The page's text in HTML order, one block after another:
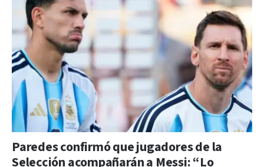
Paredes confirmó que jugadores de la
Selección acompañarán a Messi: “Lo